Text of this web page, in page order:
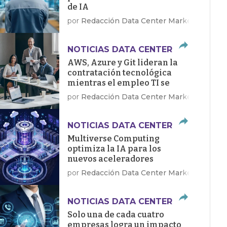
de IA
por Redacción Data Center Market
NOTICIAS DATA CENTER
AWS, Azure y Git lideran la
contratación tecnológica
mientras el empleo TI se
recupera en EE.UU.
por Redacción Data Center Market
NOTICIAS DATA CENTER
Multiverse Computing
optimiza la IA para los
nuevos aceleradores
Dragonfly de Qualcomm
por Redacción Data Center Market
NOTICIAS DATA CENTER
Solo una de cada cuatro
empresas logra un impacto